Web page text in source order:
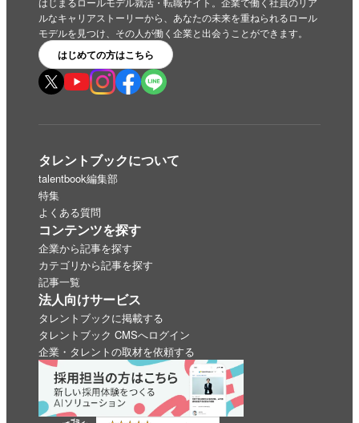
ルなキャリアストーリーから、あなたの未来を重ねられるロール
モデルを見つけ、その人が働く企業と出会うことができます。
はじめての方はこちら
タレントブックについて
talentbook編集部
特集
よくある質問
コンテンツを探す
企業から記事を探す
カテゴリから記事を探す
記事一覧
法人向けサービス
タレントブックに掲載する
タレントブック CMSへログイン
企業・タレントの取材を依頼する